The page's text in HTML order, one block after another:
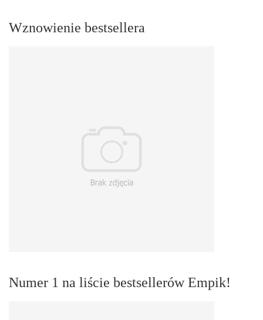
Wznowienie bestsellera
Numer 1 na liście bestsellerów Empik!